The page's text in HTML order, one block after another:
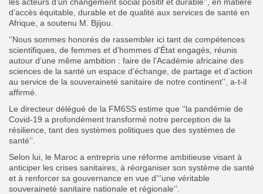
d’accès équitable, durable et de qualité aux services de santé en
Afrique, a soutenu M. Bjijou.
‘’Nous sommes honorés de rassembler ici tant de compétences
scientifiques, de femmes et d’hommes d’État engagés, réunis
autour d’une même ambition : faire de l’Académie africaine des
sciences de la santé un espace d’échange, de partage et d’action
au service de la souveraineté sanitaire de notre continent’’, a-t-il
affirmé.
Le directeur délégué de la FM6SS estime que ‘’la pandémie de
Covid-19 a profondément transformé notre perception de la
résilience, tant des systèmes politiques que des systèmes de
santé’’.
Selon lui, le Maroc a entrepris une réforme ambitieuse visant à
anticiper les crises sanitaires, à réorganiser son système de santé
et à renforcer sa gouvernance en vue d’‘’une véritable
souveraineté sanitaire nationale et régionale’’.